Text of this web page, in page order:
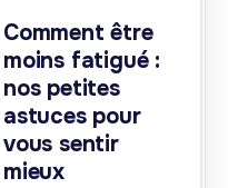
Comment être
moins fatigué :
nos petites
astuces pour
vous sentir
mieux